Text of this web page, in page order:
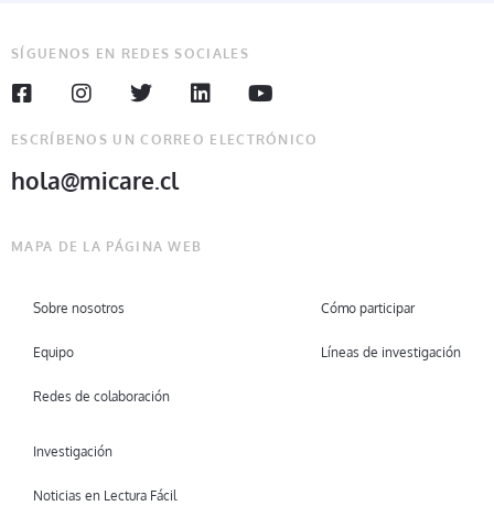
SÍGUENOS EN REDES SOCIALES
ESCRÍBENOS UN CORREO ELECTRÓNICO
hola@micare.cl
MAPA DE LA PÁGINA WEB
Sobre nosotros
Equipo
Redes de colaboración
Cómo participar
Líneas de investigación
Investigación
Noticias en Lectura Fácil